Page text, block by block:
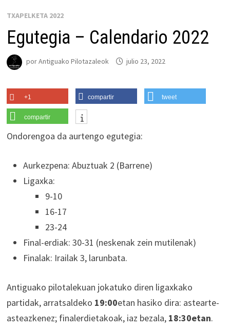
TXAPELKETA 2022
Egutegia – Calendario 2022
porAntiguako Pilotazaleok julio 23, 2022
+1 compartir tweet
compartir
Ondorengoa da aurtengo egutegia:
Aurkezpena: Abuztuak 2 (Barrene)
Ligaxka:
9-10
16-17
23-24
Final-erdiak: 30-31 (neskenak zein mutilenak)
Finalak: Irailak 3, larunbata.
Antiguako pilotalekuan jokatuko diren ligaxkako
partidak, arratsaldeko 19:00etan hasiko dira: astearte-
asteazkenez; finalerdietakoak, iaz bezala, 18:30etan.